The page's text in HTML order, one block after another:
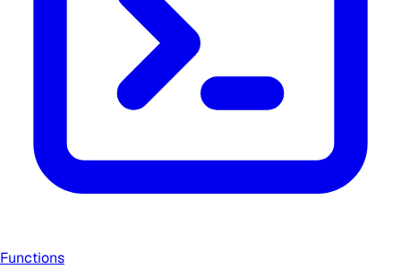
Functions